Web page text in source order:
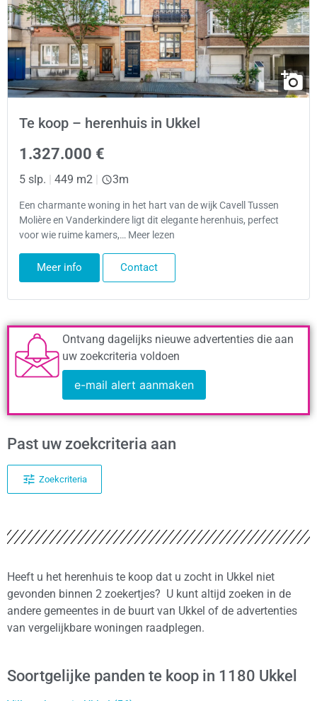
Te koop – herenhuis in Ukkel
1.327.000 €
5 slp. | 449 m2 | 3m
Een charmante woning in het hart van de wijk Cavell Tussen
Molière en Vanderkindere ligt dit elegante herenhuis, perfect
voor wie ruime kamers,… Meer lezen
Meer info Contact
Ontvang dagelijks nieuwe advertenties die aan
uw zoekcriteria voldoen
e-mail alert aanmaken
Past uw zoekcriteria aan
Zoekcriteria
Heeft u het herenhuis te koop dat u zocht in Ukkel niet
gevonden binnen 2 zoekertjes? U kunt altijd zoeken in de
andere gemeentes in de buurt van Ukkel of de advertenties
van vergelijkbare woningen raadplegen.
Soortgelijke panden te koop in 1180 Ukkel